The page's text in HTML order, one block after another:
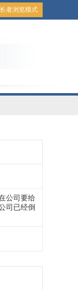
者浏览模式
公司要给
司已经倒